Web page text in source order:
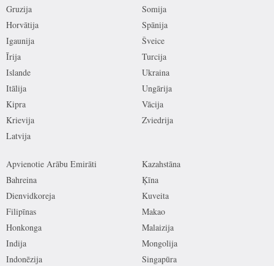
Gruzija
Horvātija
Igaunija
Īrija
Islande
Itālija
Kipra
Krievija
Latvija
Somija
Spānija
Šveice
Turcija
Ukraina
Ungārija
Vācija
Zviedrija
Apvienotie Arābu Emirāti
Bahreina
Dienvidkoreja
Filipīnas
Honkonga
Indija
Indonēzija
Kazahstāna
Ķīna
Kuveita
Makao
Malaizija
Mongolija
Singapūra